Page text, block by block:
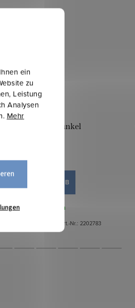
ein
zu
Leistung
Analysen
Mehr
Mil – Grün dunkel
5,40 €
IN DEN WARENKORB
Auf Lager 20,9 lfm
Art.-Nr.: 2202783